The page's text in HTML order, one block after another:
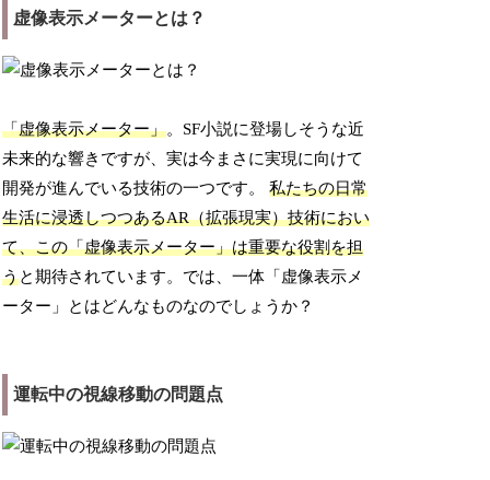
虚像表示メーターとは？
「虚像表示メーター」。SF小説に登場しそうな近
未来的な響きですが、実は今まさに実現に向けて
開発が進んでいる技術の一つです。私たちの日常
生活に浸透しつつあるAR（拡張現実）技術におい
て、この「虚像表示メーター」は重要な役割を担
うと期待されています。では、一体「虚像表示メ
ーター」とはどんなものなのでしょうか？
運転中の視線移動の問題点